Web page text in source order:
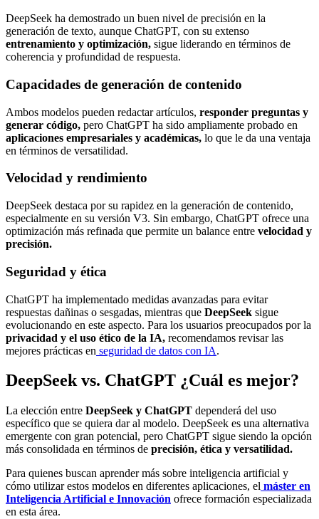
DeepSeek ha demostrado un buen nivel de precisión en la
generación de texto, aunque ChatGPT, con su extenso
entrenamiento y optimización, sigue liderando en términos de
coherencia y profundidad de respuesta.
Capacidades de generación de contenido
Ambos modelos pueden redactar artículos, responder preguntas y
generar código, pero ChatGPT ha sido ampliamente probado en
aplicaciones empresariales y académicas, lo que le da una ventaja
en términos de versatilidad.
Velocidad y rendimiento
DeepSeek destaca por su rapidez en la generación de contenido,
especialmente en su versión V3. Sin embargo, ChatGPT ofrece una
optimización más refinada que permite un balance entre velocidad y
precisión.
Seguridad y ética
ChatGPT ha implementado medidas avanzadas para evitar
respuestas dañinas o sesgadas, mientras que DeepSeek sigue
evolucionando en este aspecto. Para los usuarios preocupados por la
privacidad y el uso ético de la IA, recomendamos revisar las
mejores prácticas en seguridad de datos con IA.
DeepSeek vs. ChatGPT ¿Cuál es mejor?
La elección entre DeepSeek y ChatGPT dependerá del uso
específico que se quiera dar al modelo. DeepSeek es una alternativa
emergente con gran potencial, pero ChatGPT sigue siendo la opción
más consolidada en términos de precisión, ética y versatilidad.
Para quienes buscan aprender más sobre inteligencia artificial y
cómo utilizar estos modelos en diferentes aplicaciones, el máster en
Inteligencia Artificial e Innovación ofrece formación especializada
en esta área.